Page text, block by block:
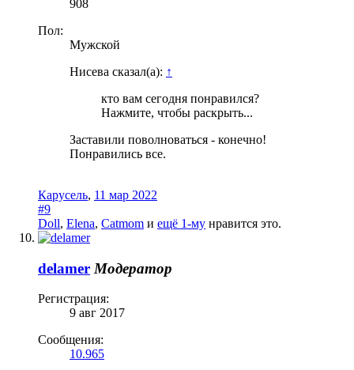
908
Пол:
Мужской
Нисева сказал(а): ↑
кто вам сегодня понравился?
Нажмите, чтобы раскрыть...
Заставили поволноваться - конечно!
Понравились все.
Карусель, 11 мар 2022
#9
Doll, Elena, Catmom и ещё 1-му нравится это.
delamer Модератор
Регистрация:
9 авг 2017
Сообщения:
10.965